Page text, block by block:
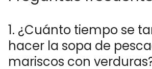
1. ¿Cuánto tiempo se
hacer la sopa de
mariscos con